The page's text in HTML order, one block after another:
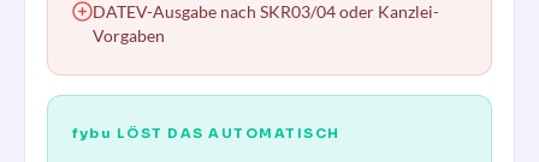
DATEV-Ausgabe nach SKR03/04 oder Kanzlei-
Vorgaben
fybu LÖST DAS AUTOMATISCH